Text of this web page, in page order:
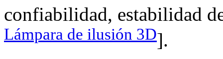
confiabilidad, estabilidad
Lámpara de ilusión 3D].